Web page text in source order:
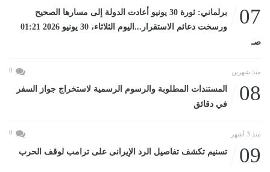
07
برلماني: ثورة 30 يونيو أعادت الدولة إلى مسارها الصحيح
ورسخت دعائم الاستقرار...اليوم الثلاثاء، 30 يونيو 2026 01:21
صـ
منذ شهرين 0
08
المستندات المطلوبة والرسوم الرسمية لاستخراج جواز السفر
في دقائق
منذ 3 أشهر 0
09 تسنيم تكشف تفاصيل الرد الإيرانى على ترامب لوقف الحرب